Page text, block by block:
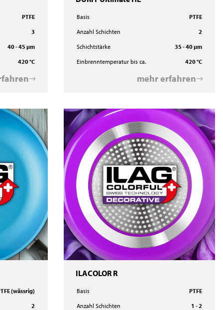
PTFE
3
40 - 45 µm
420 °C
Basis
PTFE
Anzahl Schichten
2
Schichtstärke
35 - 40 µm
Einbrenntemperatur bis ca.
420 °C
mehr erfahren
(wässrig)
2
ILACOLOR R
ILACOLOR R
Basis
PTFE
Anzahl Schichten
1 - 2